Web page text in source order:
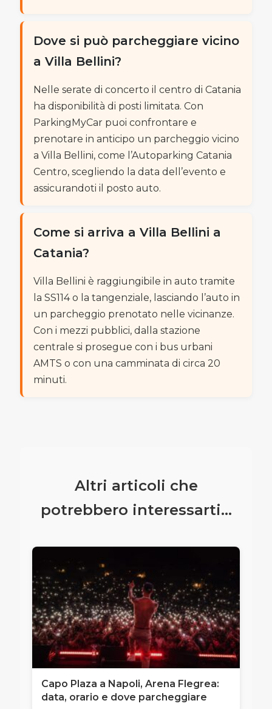
Dove si può parcheggiare vicino
a Villa Bellini?
Nelle serate di concerto il centro di Catania
ha disponibilità di posti limitata. Con
ParkingMyCar puoi confrontare e
prenotare in anticipo un parcheggio vicino
a Villa Bellini, come l’Autoparking Catania
Centro, scegliendo la data dell’evento e
assicurandoti il posto auto.
Come si arriva a Villa Bellini a
Catania?
Villa Bellini è raggiungibile in auto tramite
la SS114 o la tangenziale, lasciando l’auto in
un parcheggio prenotato nelle vicinanze.
Con i mezzi pubblici, dalla stazione
centrale si prosegue con i bus urbani
AMTS o con una camminata di circa 20
minuti.
Altri articoli che
potrebbero interessarti...
Capo Plaza a Napoli, Arena Flegrea:
data, orario e dove parcheggiare